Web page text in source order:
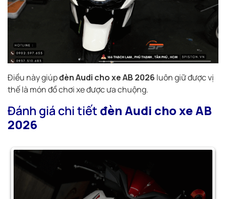
Điều này giúpđèn Audi cho xe AB 2026 luôn giữ được vị
thế là món đồ chơi xe được ưa chuộng.
Đánh giá chi tiết đèn Audi cho xe AB
2026